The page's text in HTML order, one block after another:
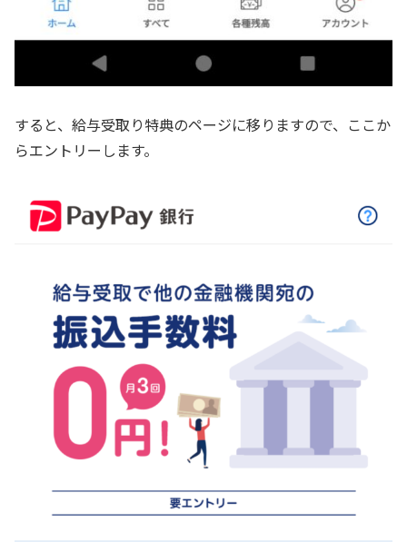
すると、給与受取り特典のページに移りますので、ここか
らエントリーします。